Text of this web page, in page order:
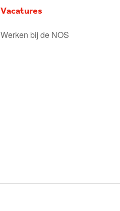
Vacatures
Werken bij de NOS